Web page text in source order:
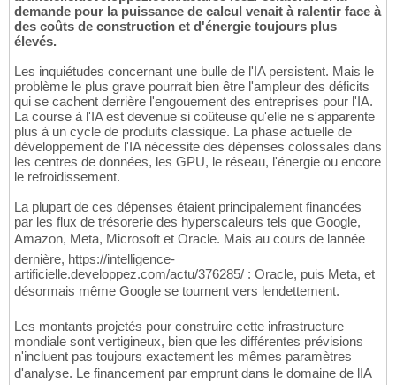
demande pour la puissance de calcul venait à ralentir face à
des coûts de construction et d'énergie toujours plus
élevés.
Les inquiétudes concernant une bulle de l'IA persistent. Mais le
problème le plus grave pourrait bien être l'ampleur des déficits
qui se cachent derrière l'engouement des entreprises pour l'IA.
La course à l'IA est devenue si coûteuse qu'elle ne s'apparente
plus à un cycle de produits classique. La phase actuelle de
développement de l'IA nécessite des dépenses colossales dans
les centres de données, les GPU, le réseau, l'énergie ou encore
le refroidissement.
La plupart de ces dépenses étaient principalement financées
par les flux de trésorerie des hyperscaleurs tels que Google,
Amazon, Meta, Microsoft et Oracle. Mais au cours de lannée
dernière, https://intelligence-
artificielle.developpez.com/actu/376285/ : Oracle, puis Meta, et
désormais même Google se tournent vers lendettement.
Les montants projetés pour construire cette infrastructure
mondiale sont vertigineux, bien que les différentes prévisions
n'incluent pas toujours exactement les mêmes paramètres
d'analyse. Le financement par emprunt dans le domaine de lIA